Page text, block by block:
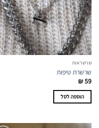
שרשראות
שרשרת טיפות
₪59
הוספה לסל